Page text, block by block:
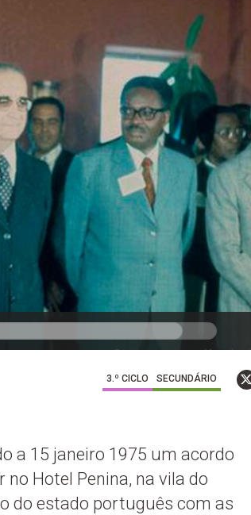
3.º CICLO SECUNDÁRIO
a 15 janeiro 1975 um acordo
Hotel Penina, na vila do
do estado português com as